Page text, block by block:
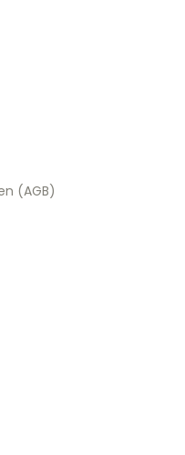
(AGB)